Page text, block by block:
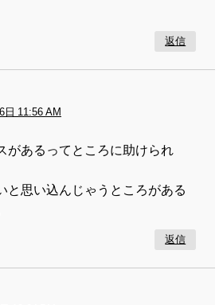
返信
日 11:56 AM
があるってところに助けられ
と思い込んじゃうところがある
返信